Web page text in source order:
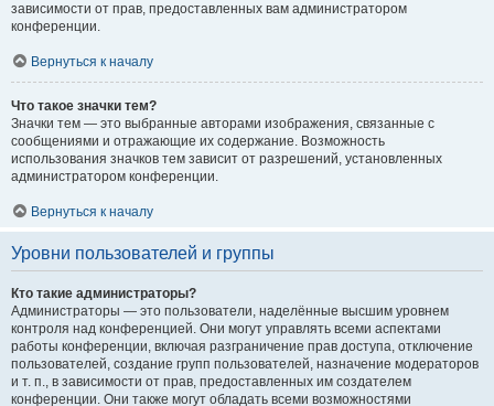
зависимости от прав, предоставленных вам администратором
конференции.
Вернуться к началу
Что такое значки тем?
Значки тем — это выбранные авторами изображения, связанные с
сообщениями и отражающие их содержание. Возможность
использования значков тем зависит от разрешений, установленных
администратором конференции.
Вернуться к началу
Уровни пользователей и группы
Кто такие администраторы?
Администраторы — это пользователи, наделённые высшим уровнем
контроля над конференцией. Они могут управлять всеми аспектами
работы конференции, включая разграничение прав доступа, отключение
пользователей, создание групп пользователей, назначение модераторов
и т. п., в зависимости от прав, предоставленных им создателем
конференции. Они также могут обладать всеми возможностями